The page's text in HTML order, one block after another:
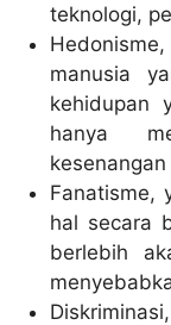
teknologi,
manusia
kehidupan
hanya
Fanatisme,
hal secara
berlebih